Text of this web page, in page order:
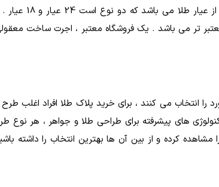
داشته باشید .
از مراجع معتبر تر می باشد . یک فروشگاه معتبر ، اجرت
را انتخاب می کنند ، برای خرید پلاک طلا افراد
های پیشرفته برای طراحی طلا و جواهر ، هر
کرده و از بین آن ها بهترین انتخاب را داشته